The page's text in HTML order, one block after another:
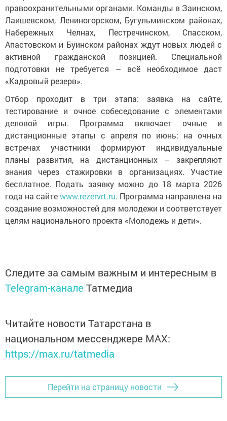
правоохранительными органами. Команды в Заинском,
Лаишевском, Лениногорском, Бугульминском районах,
Набережных Челнах, Пестречинском, Спасском,
Апастовском и Буинском районах ждут новых людей с
активной гражданской позицией. Специальной
подготовки не требуется – всё необходимое даст
«Кадровый резерв».
Отбор проходит в три этапа: заявка на сайте,
тестирование и очное собеседование с элементами
деловой игры. Программа включает очные и
дистанционные этапы с апреля по июнь: на очных
встречах участники формируют индивидуальные
планы развития, на дистанционных – закрепляют
знания через стажировки в организациях. Участие
бесплатное. Подать заявку можно до 18 марта 2026
года на сайтеwww.rezervrt.ru. Программа направлена на
создание возможностей для молодежи и соответствует
целям национального проекта «Молодежь и дети».
Следите за самым важным и интересным в
Telegram-канале Татмедиа
Читайте новости Татарстана в
национальном мессенджере MАХ:
https://max.ru/tatmedia
Перейти на страницу новости